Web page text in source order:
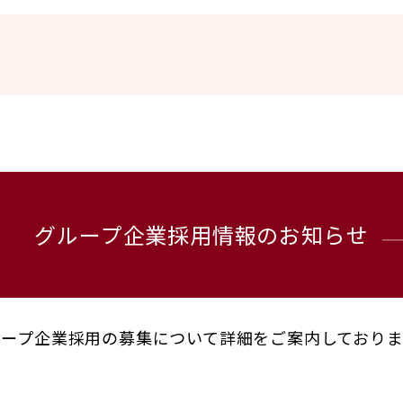
グループ企業採用情報のお知らせ
プ企業採用の募集について詳細をご案内しており